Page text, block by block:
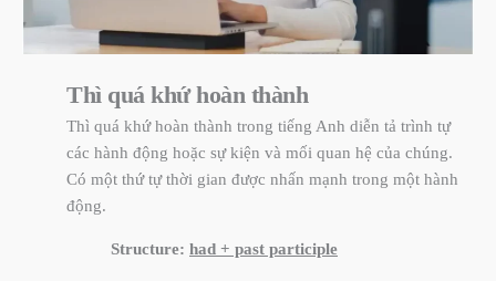
Thì quá khứ hoàn thành
Thì quá khứ hoàn thành trong tiếng Anh diễn tả trình tự
các hành động hoặc sự kiện và mối quan hệ của chúng.
Có một thứ tự thời gian được nhấn mạnh trong một hành
động.
Structure: had + past participle